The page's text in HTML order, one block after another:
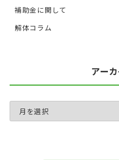
補助金に関して
解体コラム
アー